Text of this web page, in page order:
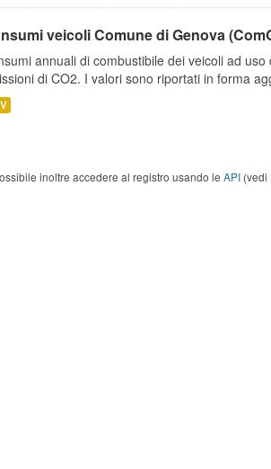
veicoli Comune di Genova
annuali di combustibile dei veicoli ad
di CO2. I valori sono riportati in forma
inoltre accedere al registro usando le API (vedi